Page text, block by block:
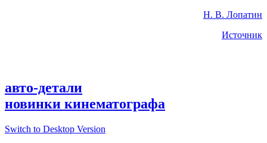
Н. В. Лопатин
Источник
авто-детали
новинки кинематографа
Switch to Desktop Version